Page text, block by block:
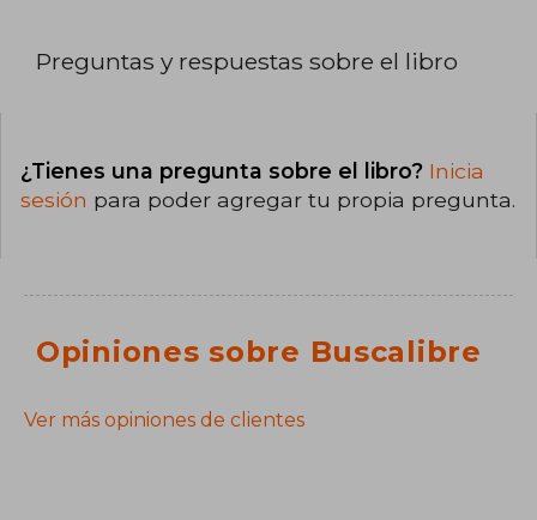
Preguntas y respuestas sobre el libro
¿Tienes una pregunta sobre el libro? Inicia
sesión para poder agregar tu propia pregunta.
Opiniones sobre Buscalibre
Ver más opiniones de clientes